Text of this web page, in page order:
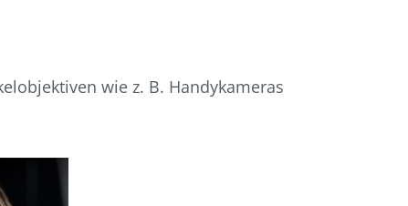
wie z. B. Handykameras